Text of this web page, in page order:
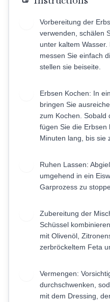
Vorbereitung der
verwenden, schälen
unter kaltem
messen Sie einfach
stellen sie beiseite.
Erbsen Kochen: In
bringen Sie
zum Kochen. Sobald
fügen Sie die Erbsen
Minuten lang, bis sie
Ruhen Lassen:
umgehend in ein
Garprozess zu
Zubereitung der
Schüssel
mit Olivenöl,
zerbröckeltem Feta
Vermengen:
durchschwenken,
mit dem Dressing,